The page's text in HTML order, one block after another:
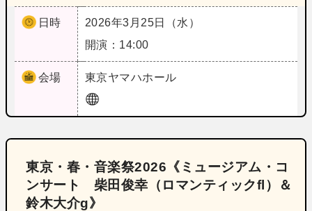
日時
2026年3月25日（水）
開演：14:00
会場 東京ヤマハホール
東京・春・音楽祭2026《ミュージアム・コ
ンサート 柴田俊幸（ロマンティックfl）＆
鈴木大介g》